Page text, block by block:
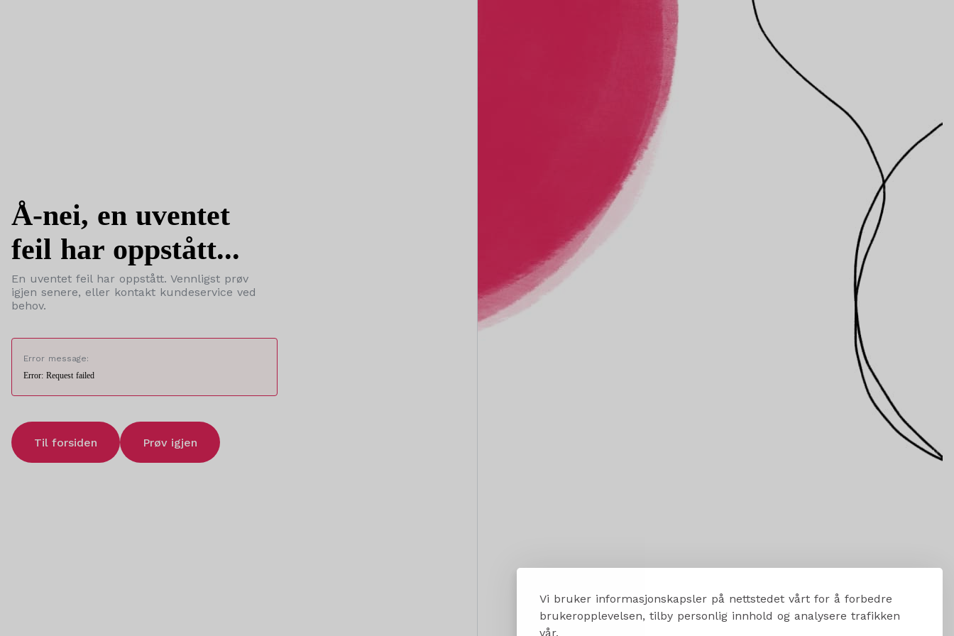
Vi bruker informasjonskapsler på nettstedet vårt for å forbedre
brukeropplevelsen, tilby personlig innhold og analysere trafikken
vår.
Å-nei, en uventet
feil har oppstått...
En uventet feil har oppstått. Vennligst prøv
igjen senere, eller kontakt kundeservice ved
behov.
Error message:
Error: Request failed
Til forsiden Prøv igjen